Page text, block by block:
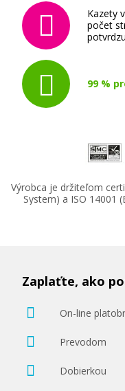
Kazety
počet
99 %
Výrobca je držiteľom
System) a ISO 14001
Zaplaťte, ako
On-line
Prevodom
Dobierkou